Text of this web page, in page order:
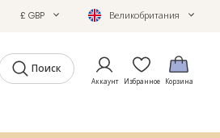
£ GBP Великобритания
Поиск
Аккаунт Избранное Корзина